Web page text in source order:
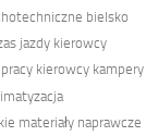
bielsko
jazdy kierowcy
kierowcy kampery
materiały naprawcze